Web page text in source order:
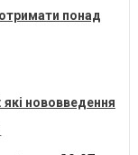
понад
нововведення